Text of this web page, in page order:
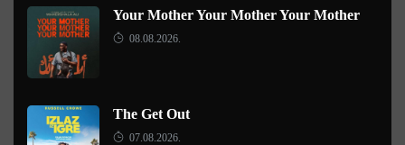
Your Mother Your Mother Your Mother
08.08.2026.
The Get Out
07.08.2026.